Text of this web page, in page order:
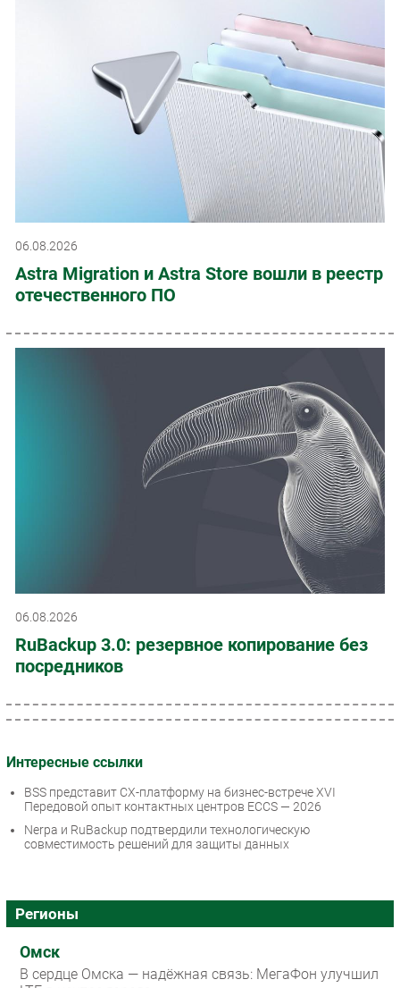
06.08.2026
Astra Migration и Astra Store вошли в реестр
отечественного ПО
06.08.2026
RuBackup 3.0: резервное копирование без
посредников
Интересные ссылки
BSS представит CX-платформу на бизнес-встрече XVI
Передовой опыт контактных центров ECCS — 2026
Nerpa и RuBackup подтвердили технологическую
совместимость решений для защиты данных
Регионы
Омск
В сердце Омска — надёжная связь: МегаФон улучшил